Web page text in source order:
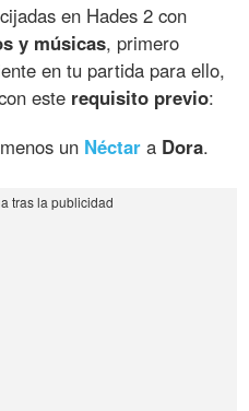
en Hades 2 con
y músicas, primero
en tu partida para ello,
este requisito previo:
un Néctar a Dora.